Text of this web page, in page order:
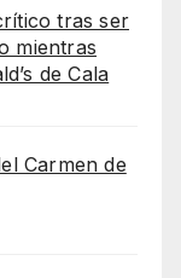
tras ser
mientras
de Cala
Carmen de